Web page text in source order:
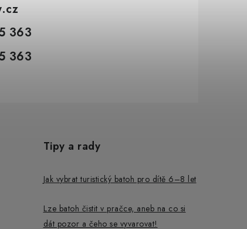
363
363
Tipy a rady
Jak vybrat turistický batoh pro dítě 6–8 let
Lze batoh čistit v pračce, aneb na co si
dát pozor a čeho se vyvarovat!